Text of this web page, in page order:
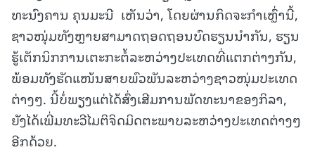
ທະນົງຄານ ຄຸນມະນີ ເຫັນວ່າ, ໂດຍຜ່ານກິດຈະກໍາເຫຼົ່ານີ້, ​
ຊາວໜຸ່ມທັງຫຼາຍສາມາດຖອດ​ຖອນບົດຮຽນນຳ​ກັນ, ​ຮຽນ​
ຮູ້ເຕັກນິກການເຕະກະຕໍ້ລະຫວ່າງປະເທດທີ່ແຕກຕ່າງກັນ,
ພ້ອມທັງ​ຮັດ​ແໜ້ນສາຍພົວພັນ​ລະ​ຫວ່າງ​ຊາວ​ໜຸ່ມ​ປະ​ເທດ​
ຕ່າງໆ. ນີ້ບໍ່ພຽງແຕ່ໄດ້ສົ່ງເສີມການພັດທະນາຂອງກິລາ,
ຍັງໄດ້ເພີ່ມທະວີໄມຕິຈິດມິດຕະພາບລະຫວ່າງປະເທດ​ຕ່າງໆ​
ອີກ​ດ້ວຍ.